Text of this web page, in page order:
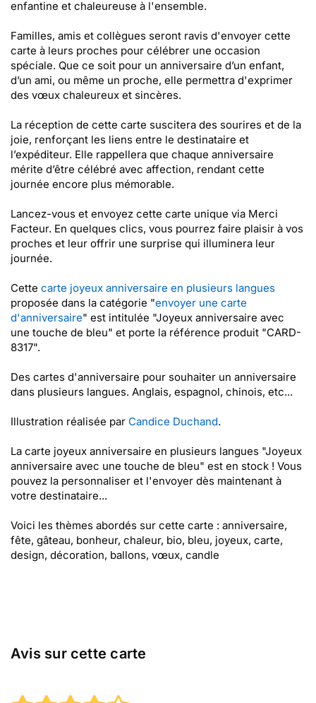
enfantine et chaleureuse à l'ensemble.
Familles, amis et collègues seront ravis d'envoyer cette
carte à leurs proches pour célébrer une occasion
spéciale. Que ce soit pour un anniversaire d’un enfant,
d’un ami, ou même un proche, elle permettra d'exprimer
des vœux chaleureux et sincères.
La réception de cette carte suscitera des sourires et de la
joie, renforçant les liens entre le destinataire et
l’expéditeur. Elle rappellera que chaque anniversaire
mérite d’être célébré avec affection, rendant cette
journée encore plus mémorable.
Lancez-vous et envoyez cette carte unique via Merci
Facteur. En quelques clics, vous pourrez faire plaisir à vos
proches et leur offrir une surprise qui illuminera leur
journée.
Cette carte joyeux anniversaire en plusieurs langues
proposée dans la catégorie "envoyer une carte
d'anniversaire" est intitulée "Joyeux anniversaire avec
une touche de bleu" et porte la référence produit "CARD-
8317".
Des cartes d'anniversaire pour souhaiter un anniversaire
dans plusieurs langues. Anglais, espagnol, chinois, etc...
Illustration réalisée par Candice Duchand.
La carte joyeux anniversaire en plusieurs langues "Joyeux
anniversaire avec une touche de bleu" est en stock ! Vous
pouvez la personnaliser et l'envoyer dès maintenant à
votre destinataire...
Voici les thèmes abordés sur cette carte : anniversaire,
fête, gâteau, bonheur, chaleur, bio, bleu, joyeux, carte,
design, décoration, ballons, vœux, candle
Avis sur cette carte